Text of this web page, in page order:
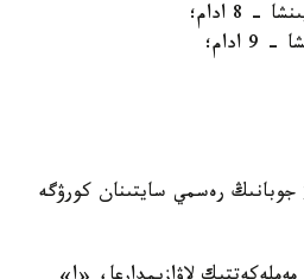
ادام؛
جاڭادان قابىلدانعان رەزەرۆشىلەردىڭ تولىق ءتىزىمىن pkrezerv.gov.kz جوبانىڭ رەسمي سايتىنان كورۋگە